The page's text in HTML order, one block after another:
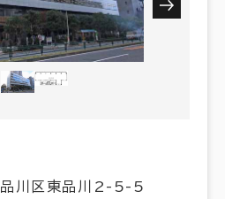
品川区東品川2-5-5